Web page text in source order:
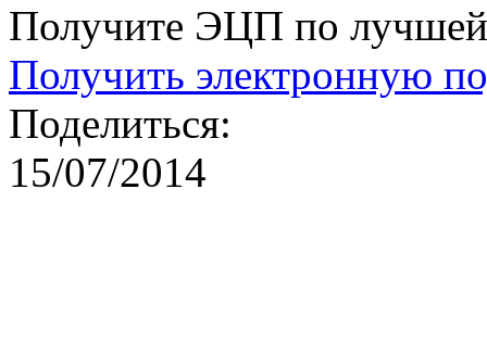
Получите ЭЦП по
Получить электронную
Поделиться:
15/07/2014